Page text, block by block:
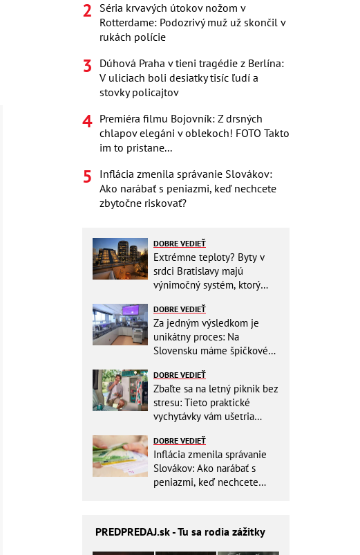
Séria krvavých útokov nožom v
Rotterdame: Podozrivý muž už skončil v
rukách polície
Dúhová Praha v tieni tragédie z Berlína:
V uliciach boli desiatky tisíc ľudí a
stovky policajtov
Premiéra filmu Bojovník: Z drsných
chlapov elegáni v oblekoch! FOTO Takto
im to pristane...
Inflácia zmenila správanie Slovákov:
Ako narábať s peniazmi, keď nechcete
zbytočne riskovať?
DOBRE VEDIEŤ
Extrémne teploty? Byty v
srdci Bratislavy majú
výnimočný systém, ktorý
DOBRE VEDIEŤ
Za jedným výsledkom je
unikátny proces: Na
Slovensku máme špičkové
DOBRE VEDIEŤ
Zbaľte sa na letný piknik bez
stresu: Tieto praktické
vychytávky vám ušetria
DOBRE VEDIEŤ
Inflácia zmenila správanie
Slovákov: Ako narábať s
peniazmi, keď nechcete
PREDPREDAJ.sk - Tu sa rodia zážitky